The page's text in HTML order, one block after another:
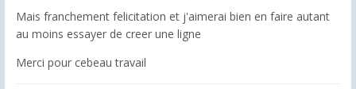
Mais franchement felicitation et j'aimerai bien en faire autant
au moins essayer de creer une ligne
Merci pour cebeau travail